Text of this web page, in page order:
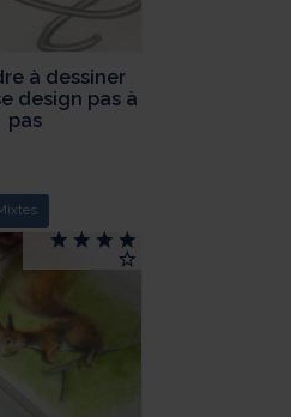
à dessiner
design pas à
pas